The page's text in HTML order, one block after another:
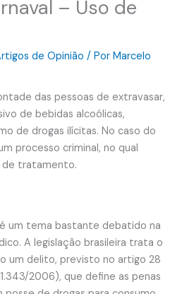
– Uso de
de Opinião / PorMarcelo
das pessoas de extravasar,
de bebidas alcoólicas,
de drogas ilícitas. No caso do
processo criminal, no qual
de tratamento.
um tema bastante debatido na
A legislação brasileira trata o
um delito, previsto no artigo 28
2006), que define as penas